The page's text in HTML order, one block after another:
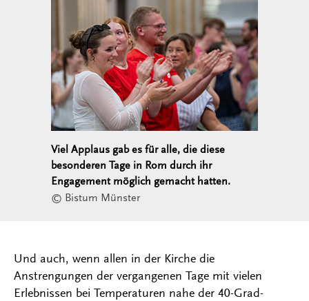
Viel Applaus gab es für alle, die diese
besonderen Tage in Rom durch ihr
Engagement möglich gemacht hatten.
© Bistum Münster
Und auch, wenn allen in der Kirche die
Anstrengungen der vergangenen Tage mit vielen
Erlebnissen bei Temperaturen nahe der 40-Grad-